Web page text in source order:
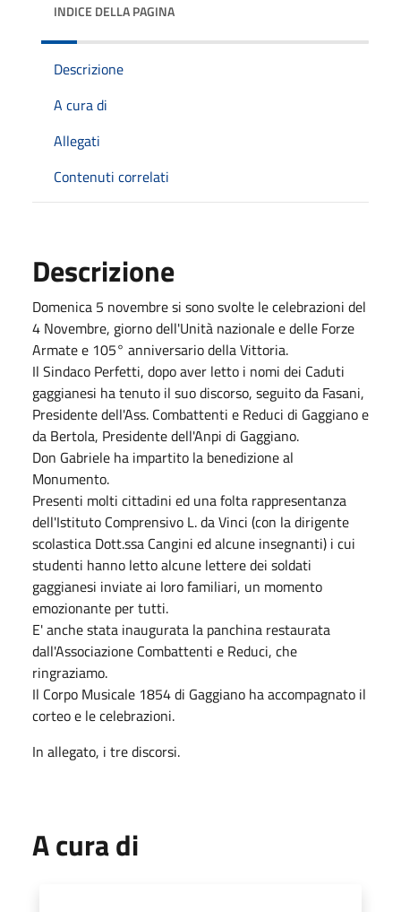
INDICE DELLA PAGINA
Descrizione
A cura di
Allegati
Contenuti correlati
Descrizione
Domenica 5 novembre si sono svolte le celebrazioni del
4 Novembre, giorno dell'Unità nazionale e delle Forze
Armate e 105° anniversario della Vittoria.
Il Sindaco Perfetti, dopo aver letto i nomi dei Caduti
gaggianesi ha tenuto il suo discorso, seguito da Fasani,
Presidente dell'Ass. Combattenti e Reduci di Gaggiano e
da Bertola, Presidente dell'Anpi di Gaggiano.
Don Gabriele ha impartito la benedizione al
Monumento.
Presenti molti cittadini ed una folta rappresentanza
dell'Istituto Comprensivo L. da Vinci (con la dirigente
scolastica Dott.ssa Cangini ed alcune insegnanti) i cui
studenti hanno letto alcune lettere dei soldati
gaggianesi inviate ai loro familiari, un momento
emozionante per tutti.
E' anche stata inaugurata la panchina restaurata
dall'Associazione Combattenti e Reduci, che
ringraziamo.
Il Corpo Musicale 1854 di Gaggiano ha accompagnato il
corteo e le celebrazioni.
In allegato, i tre discorsi.
A cura di